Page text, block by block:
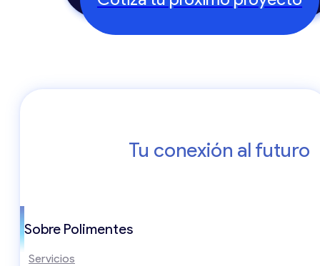
Tu conexión al futuro
Sobre Polimentes
Servicios